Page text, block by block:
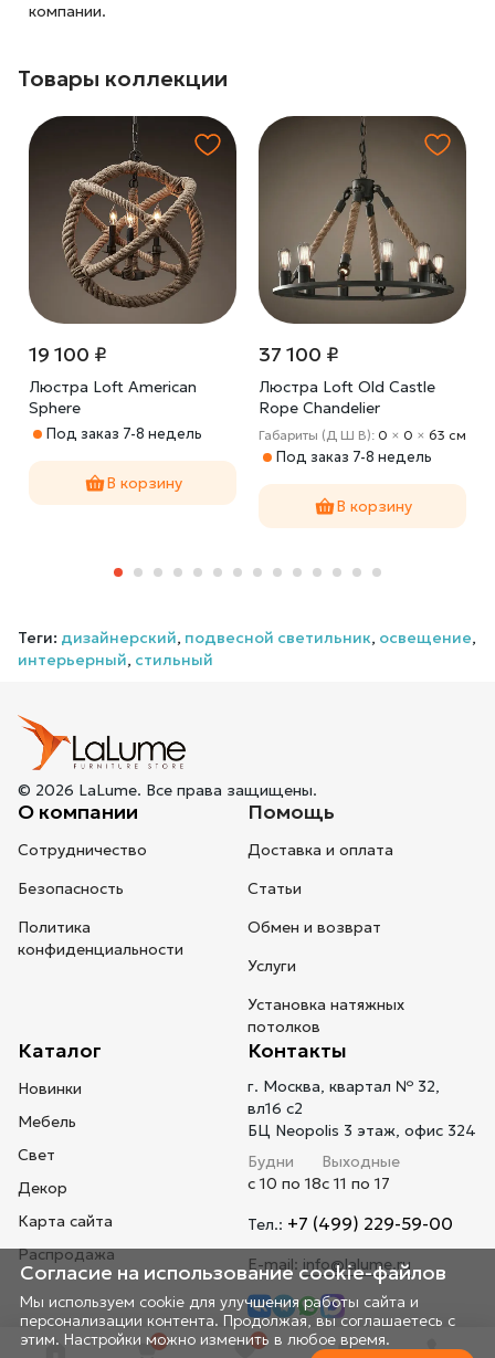
0 0
компании.
Товары коллекции
19 100 ₽
Люстра Loft American
Sphere
Под заказ 7-8 недель
В корзину
37 100 ₽
Люстра Loft Old Castle
Rope Chandelier
Габариты (Д Ш В): 0 × 0 × 63 cм
Под заказ 7-8 недель
В корзину
Теги: дизайнерский, подвесной светильник, освещение,
интерьерный, стильный
© 2026 LaLume. Все права защищены.
О компании
Сотрудничество
Безопасность
Политика
конфиденциальности
Помощь
Доставка и оплата
Статьи
Обмен и возврат
Услуги
Установка натяжных
потолков
Каталог
Новинки
Мебель
Свет
Декор
Карта сайта
Распродажа
Контакты
г. Москва, квартал № 32,
вл16 с2
БЦ Neopolis 3 этаж, офис 324
Будни
с 10 по 18
Выходные
с 11 по 17
Тел.: +7 (499) 229-59-00
E-mail: info@lalume.ru
Согласие на использование cookie-файлов
Мы используем cookie для улучшения работы сайта и
персонализации контента. Продолжая, вы соглашаетесь с
этим. Настройки можно изменить в любое время.